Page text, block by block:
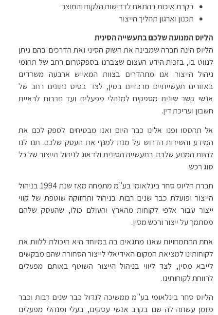
בקרת איכות בהתאם לדרישות הלקוח והמוצר
תכנון וארגון תהליך הייצור
הליוס המנועה שלכם בתעשייה הסינית
הליוס הינה חברה שמבינה את השוק הסיני ואת הדרכים בהם ניתן
לנווט בו, בזכות הידע העצום שצברנו בספקטרום רחב של תחומי
ניהול הייצור. אנו מתהדרים בצוות המאייש ארבעה משרדים
באזורים תעשייתיים מרכזיים בסין, לצד בסיס נתונים רחב של
אנשי קשר שונים מספקים למנהלי מפעלים ועד חברות לראיית
חשבון ועריכת דין.
אל תהססו ופנו אלינו כבר היום ואנו מבטיחים לספק לכם את
המידע והשירות הדרוש על מנת למנף את העסק שלכם. תנו לנו
להיות המנוע שלכם בתעשייה הסינית ולדאוג לניהול הייצור של כל
סוג רכש.
חברת הליוס סחר בינלאומי בע"מ מתמחה מאז שנת 1994 בניהול
הייצור ופועלת כבר שנים רבות בניהול ותחזוקה שוטפת של קווי
ייצור עבור אלפי לקוחות מהארץ והעולם כולו, שהעסק שלהם
מסתמך על ייצור ורכש מסין.
אחת ההתמחויות שאנו מתגאים בה במיוחד היא היכולת ללוות את
לקוחותינו למציאת המקום האידיאלי לייצור הסחורה שהם מבקשים
לייבא מסין, לצד ליווי בניהול הייצור השוטף באותם מפעלים
לרווחת לקוחותינו.
הליוס סחר בינלאומי בע"מ ממשיכה לגדול כבר שנים רבות וכבר
מזמן עשתה לה שם בקרב אנשי עסקים, בעלי ומנהלי מפעלים